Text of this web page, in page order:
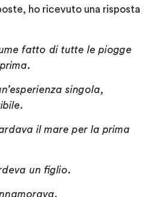
ho ricevuto una risposta
fatto di tutte le piogge
singola,
il mare per la prima
un figlio.